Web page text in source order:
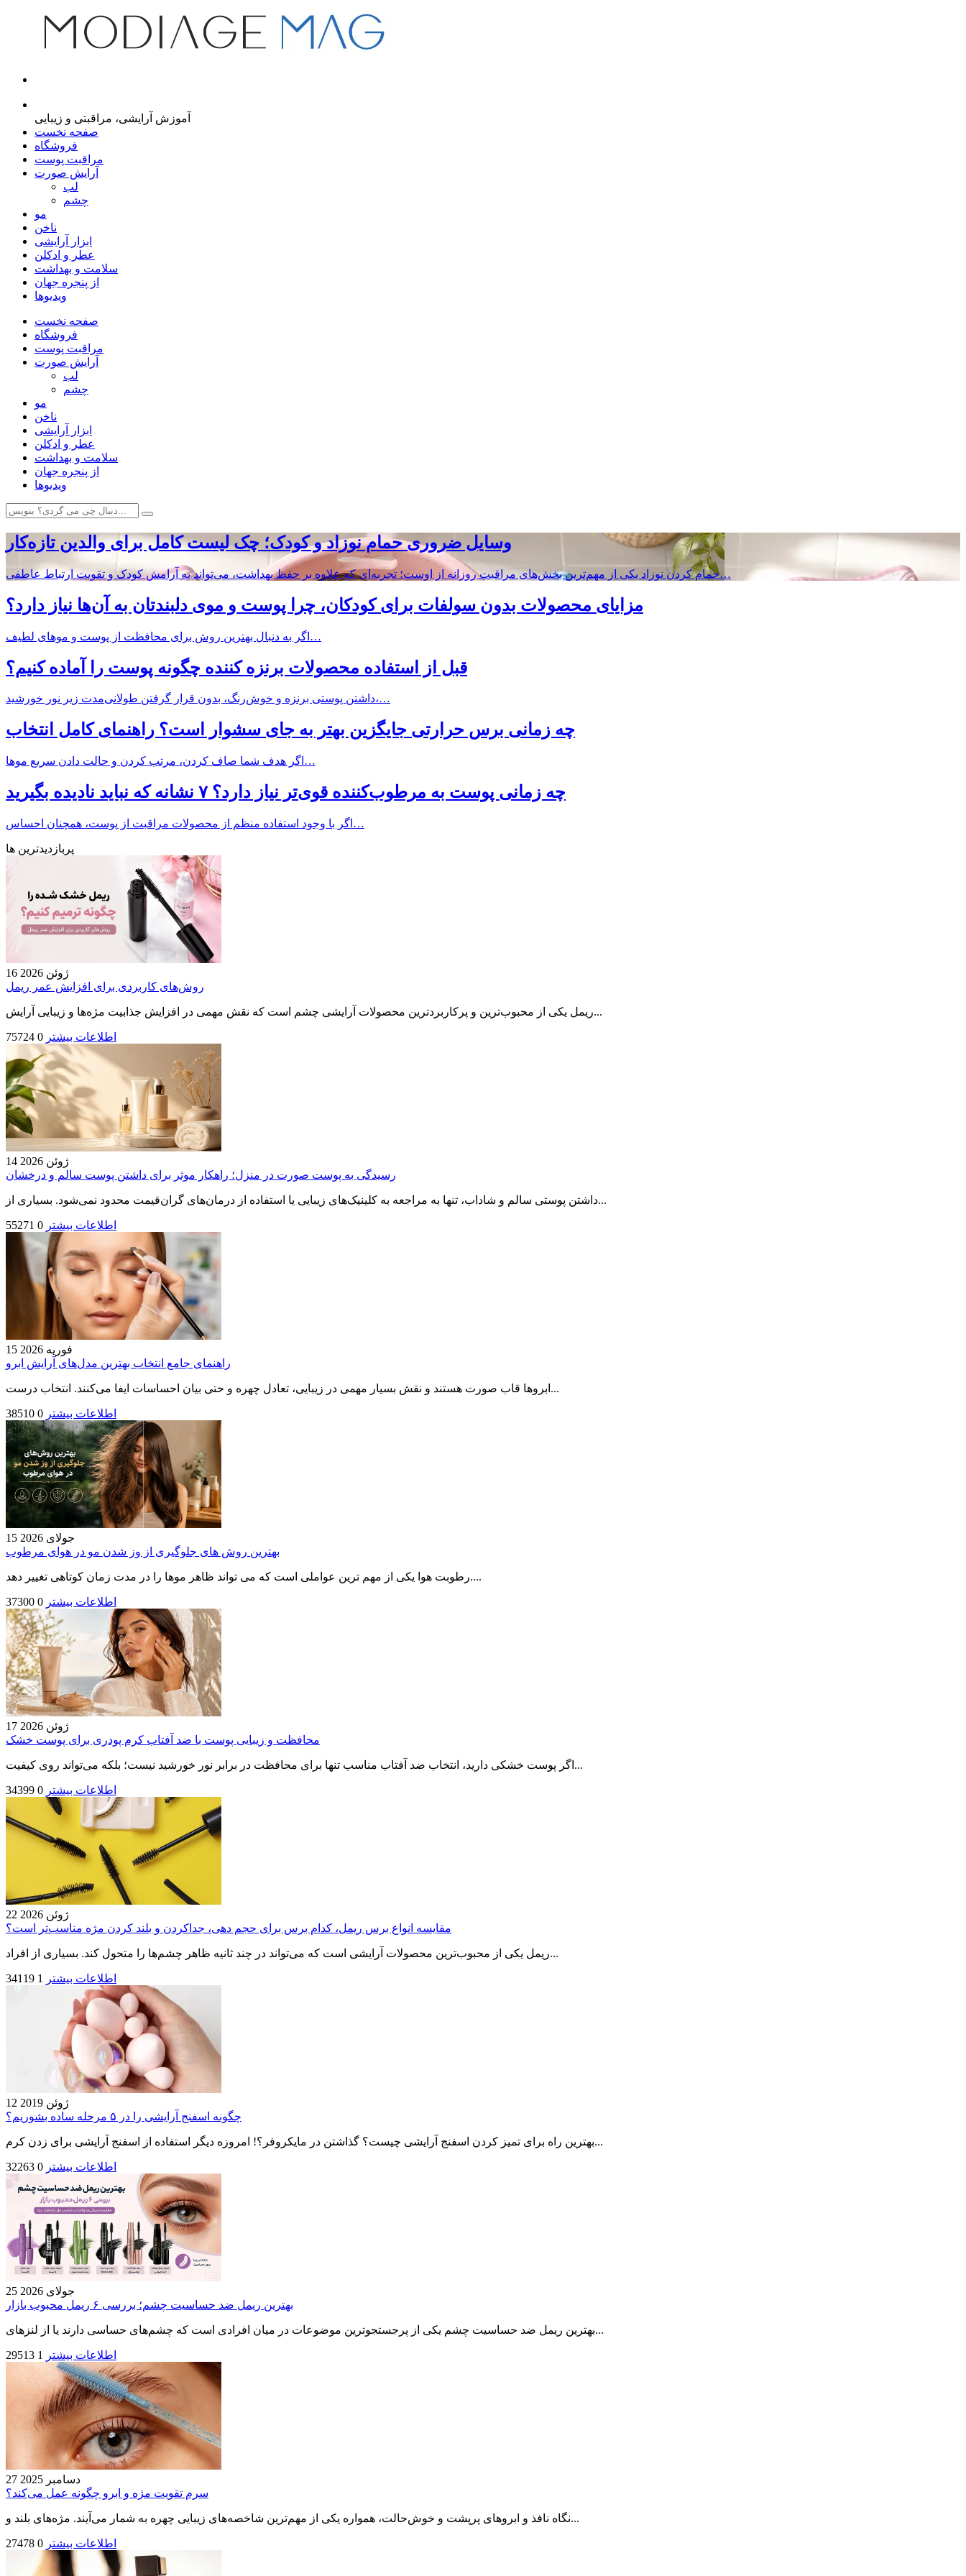
آموزش آرایشی، مراقبتی و زیبایی
صفحه نخست
فروشگاه
مراقبت پوست
آرایش صورت
لب
چشم
مو
ناخن
ابزار آرایشی
عطر و ادکلن
سلامت و بهداشت
از پنجره جهان
ویدیوها
صفحه نخست
فروشگاه
مراقبت پوست
آرایش صورت
لب
چشم
مو
ناخن
ابزار آرایشی
عطر و ادکلن
سلامت و بهداشت
از پنجره جهان
ویدیوها
وسایل ضروری حمام نوزاد و کودک؛ چک لیست کامل برای والدین تازه‌کار
حمام کردن نوزاد یکی از مهم‌ترین بخش‌های مراقبت روزانه از اوست؛ تجربه‌ای که علاوه بر حفظ بهداشت، می‌تواند به آرامش کودک و تقویت ارتباط عاطفی…
مزایای محصولات بدون سولفات برای کودکان، چرا پوست و موی دلبندتان به آن‌ها نیاز دارد؟
اگر به دنبال بهترین روش برای محافظت از پوست و موهای لطیف…
قبل از استفاده محصولات برنزه کننده چگونه پوست را آماده کنیم؟
داشتن پوستی برنزه و خوش‌رنگ، بدون قرار گرفتن طولانی‌مدت زیر نور خورشید،…
چه زمانی برس حرارتی جایگزین بهتر به جای سشوار است؟ راهنمای کامل انتخاب
اگر هدف شما صاف کردن، مرتب کردن و حالت دادن سریع موها…
چه زمانی پوست به مرطوب‌کننده قوی‌تر نیاز دارد؟ ۷ نشانه که نباید نادیده بگیرید
اگر با وجود استفاده منظم از محصولات مراقبت از پوست، همچنان احساس…
پربازدیدترین ها
16 ژوئن 2026
روش‌های کاربردی برای افزایش عمر ریمل
ریمل یکی از محبوب‌ترین و پرکاربردترین محصولات آرایشی چشم است که نقش مهمی در افزایش جذابیت مژه‌ها و زیبایی آرایش...
75724 0 اطلاعات بیشتر
14 ژوئن 2026
رسیدگی به پوست صورت در منزل؛ راهکار موثر برای داشتن پوست سالم و درخشان
داشتن پوستی سالم و شاداب، تنها به مراجعه به کلینیک‌های زیبایی یا استفاده از درمان‌های گران‌قیمت محدود نمی‌شود. بسیاری از...
55271 0 اطلاعات بیشتر
15 فوریه 2026
راهنمای جامع انتخاب بهترین مدل‌های آرایش ابرو
ابروها قاب صورت هستند و نقش بسیار مهمی در زیبایی، تعادل چهره و حتی بیان احساسات ایفا می‌کنند. انتخاب درست...
38510 0 اطلاعات بیشتر
15 جولای 2026
بهترین روش های جلوگیری از وز شدن مو در هوای مرطوب
رطوبت هوا یکی از مهم ترین عواملی است که می تواند ظاهر موها را در مدت زمان کوتاهی تغییر دهد....
37300 0 اطلاعات بیشتر
17 ژوئن 2026
محافظت و زیبایی پوست با ضد آفتاب کرم‌ پودری برای پوست خشک
اگر پوست خشکی دارید، انتخاب ضد آفتاب مناسب تنها برای محافظت در برابر نور خورشید نیست؛ بلکه می‌تواند روی کیفیت...
34399 0 اطلاعات بیشتر
22 ژوئن 2026
مقایسه انواع برس ریمل، کدام برس برای حجم دهی، جداکردن و بلند کردن مژه‌ مناسب‌تر است؟
ریمل یکی از محبوب‌ترین محصولات آرایشی است که می‌تواند در چند ثانیه ظاهر چشم‌ها را متحول کند. بسیاری از افراد...
34119 1 اطلاعات بیشتر
12 ژوئن 2019
چگونه اسفنج‌ آرایشی را در ۵ مرحله ساده بشوریم؟
بهترین راه برای تمیز کردن اسفنج آرایشی چیست؟ گذاشتن در مایکروفر؟! امروزه دیگر استفاده از اسفنج آرایشی برای زدن کرم...
32263 0 اطلاعات بیشتر
25 جولای 2026
بهترین ریمل ضد حساسیت چشم؛ بررسی ۶ ریمل محبوب بازار
بهترین ریمل ضد حساسیت چشم یکی از پرجستجوترین موضوعات در میان افرادی است که چشم‌های حساسی دارند یا از لنزهای...
29513 1 اطلاعات بیشتر
27 دسامبر 2025
سرم تقويت مژه و ابرو چگونه عمل می‌کند؟
نگاه نافذ و ابروهای پرپشت و خوش‌حالت، همواره یکی از مهم‌ترین شاخصه‌های زیبایی چهره به شمار می‌آیند. مژه‌های بلند و...
27478 0 اطلاعات بیشتر